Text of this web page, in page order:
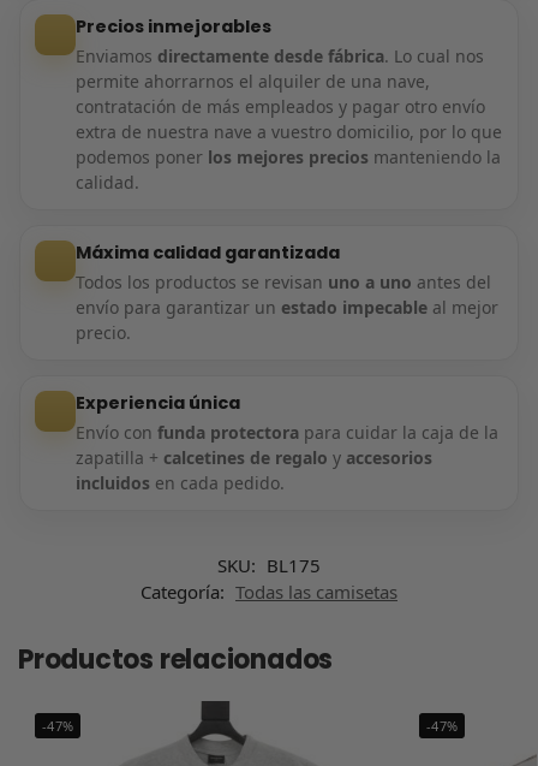
Precios inmejorables
Enviamos directamente desde fábrica. Lo cual nos
permite ahorrarnos el alquiler de una nave,
contratación de más empleados y pagar otro envío
extra de nuestra nave a vuestro domicilio, por lo que
podemos poner los mejores precios manteniendo la
calidad.
Máxima calidad garantizada
Todos los productos se revisan uno a uno antes del
envío para garantizar un estado impecableal mejor
precio.
Experiencia única
Envío con funda protectorapara cuidar la caja de la
zapatilla + calcetines de regalo y accesorios
incluidos en cada pedido.
SKU: BL175
Categoría: Todas las camisetas
Productos relacionados
-47% -47%